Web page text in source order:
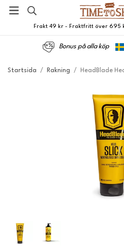
Frakt 49 kr - Fraktfritt över 695
Bonus på alla köp
Startsida / Rakning / HeadBlade